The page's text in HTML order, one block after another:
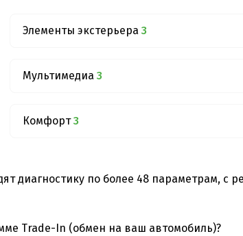
Элементы экстерьера 3
Мультимедиа 3
Комфорт 3
диагностику по более 48 параметрам, с
Trade-In (обмен на ваш автомобиль)?